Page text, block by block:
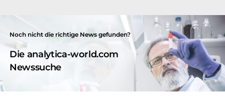
Noch nicht die richtige News gefunden?
Die analytica-world.com
Newssuche